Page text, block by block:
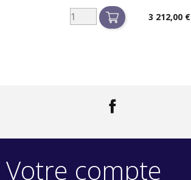
Prix3 212,00 €
Votre compte